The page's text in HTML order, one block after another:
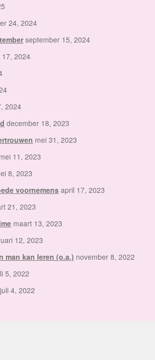
24, 2024
september 15, 2024
17, 2024
2024
december 18, 2023
mei 31, 2023
mei 11, 2023
8, 2023
voornemens april 17, 2023
21, 2023
maart 13, 2023
12, 2023
man kan leren (o.a.) november 8, 2022
5, 2022
juli 4, 2022